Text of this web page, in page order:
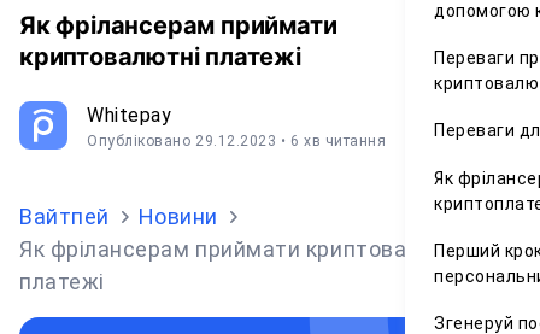
допомогою
Переваги
Переваги
Як
Перший
Згенеруй
Як фрілансерам приймати
криптовалютні платежі
Whitepay
Опубліковано 29.12.2023 • 6 хв читання
Вайтпей
Новини
Як фрілансерам приймати криптовалютні
платежі